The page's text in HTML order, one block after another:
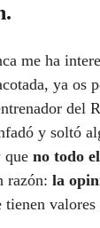
me ha
ya os
del
y soltó
que no todo
razón: la
tienen valores